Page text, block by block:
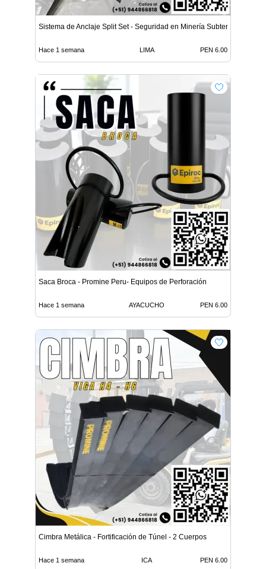
Sistema de Anclaje Split Set - Seguridad en Minería Subterrá
Hace 1 semana LIMA PEN 6.00
Saca Broca - Promine Peru- Equipos de Perforación
Hace 1 semana AYACUCHO PEN 6.00
Cimbra Metálica - Fortificación de Túnel - 2 Cuerpos
Hace 1 semana ICA PEN 6.00